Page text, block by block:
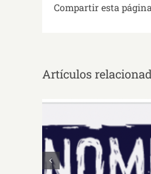
Compartir esta página
Artículos
¡Hablemos de lo